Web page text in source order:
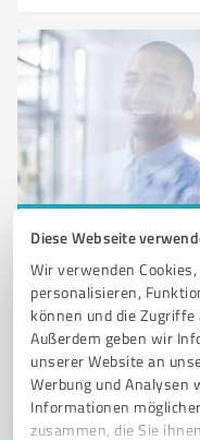
Diese Webseite
Wir verwenden
personalisieren,
können und die
Außerdem geben wir
unserer Website an
Werbung und Analysen
Informationen
zusammen, die Sie
Sie möchten
Registrieren Sie sich
Kunden empfohlener